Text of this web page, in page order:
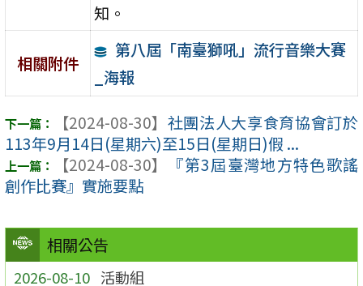
相關公告
2026-08-10 活動組
知。
相關附件
第八屆「南臺獅吼」流行音樂大賽
_海報
【2024-08-30】 社團法人大享食育協會訂於
113年9月14日(星期六)至15日(星期日)假 ...
【2024-08-30】
『第3屆臺灣地方特色歌謠
創作比賽』實施要點